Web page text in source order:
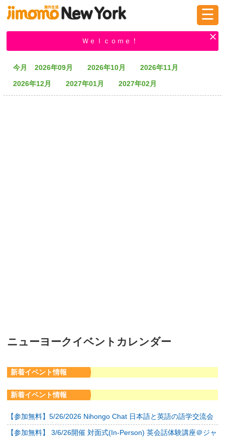
掲示板 タウン情報 教えて！
☰
Ｗｅｌｃｏｍｅ！
今月 2026年09月 2026年10月
2026年11月
2026年12月
2027年01月 2027年02月
ニューヨークイベントカレンダー
新着イベント情報
新着イベント情報
【参加無料】5/26/2026 Nihongo Chat 日本語と英語の語学交流会
【参加無料】 3/6/26開催 対面式(In-Person) 英会話体験講座＠ジャ